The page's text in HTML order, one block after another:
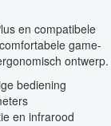
en compatibele
game-
ontwerp.
bediening
en infrarood